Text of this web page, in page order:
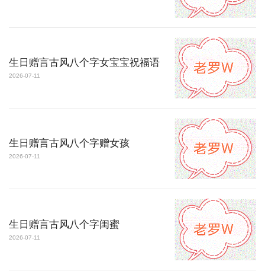
生日赠言古风八个字女宝宝祝福语
2026-07-11
生日赠言古风八个字赠女孩
2026-07-11
生日赠言古风八个字闺蜜
2026-07-11